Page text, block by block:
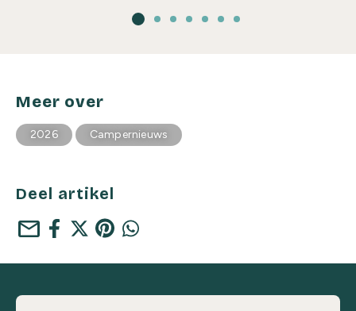
Meer over
2026 Campernieuws
Deel artikel
mail